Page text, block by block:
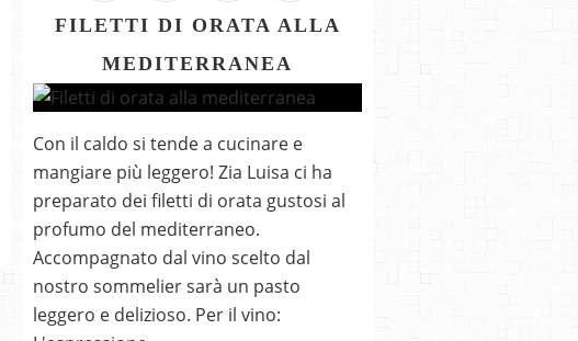
FILETTI DI ORATA ALLA
MEDITERRANEA
Con il caldo si tende a cucinare e
mangiare più leggero! Zia Luisa ci ha
preparato dei filetti di orata gustosi al
profumo del mediterraneo.
Accompagnato dal vino scelto dal
nostro sommelier sarà un pasto
leggero e delizioso. Per il vino: